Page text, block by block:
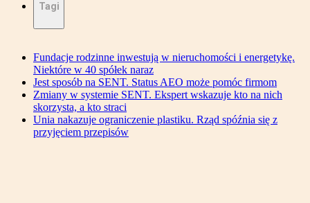
Tagi
Fundacje rodzinne inwestują w nieruchomości i energetykę.
Niektóre w 40 spółek naraz
Jest sposób na SENT. Status AEO może pomóc firmom
Zmiany w systemie SENT. Ekspert wskazuje kto na nich
skorzysta, a kto straci
Unia nakazuje ograniczenie plastiku. Rząd spóźnia się z
przyjęciem przepisów